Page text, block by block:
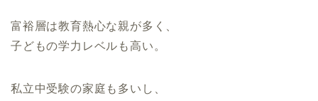
富裕層は教育熱心な親が多く、
子どもの学力レベルも高い。
私立中受験の家庭も多いし、